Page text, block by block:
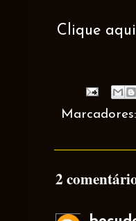
Clique
Marcadores:
2